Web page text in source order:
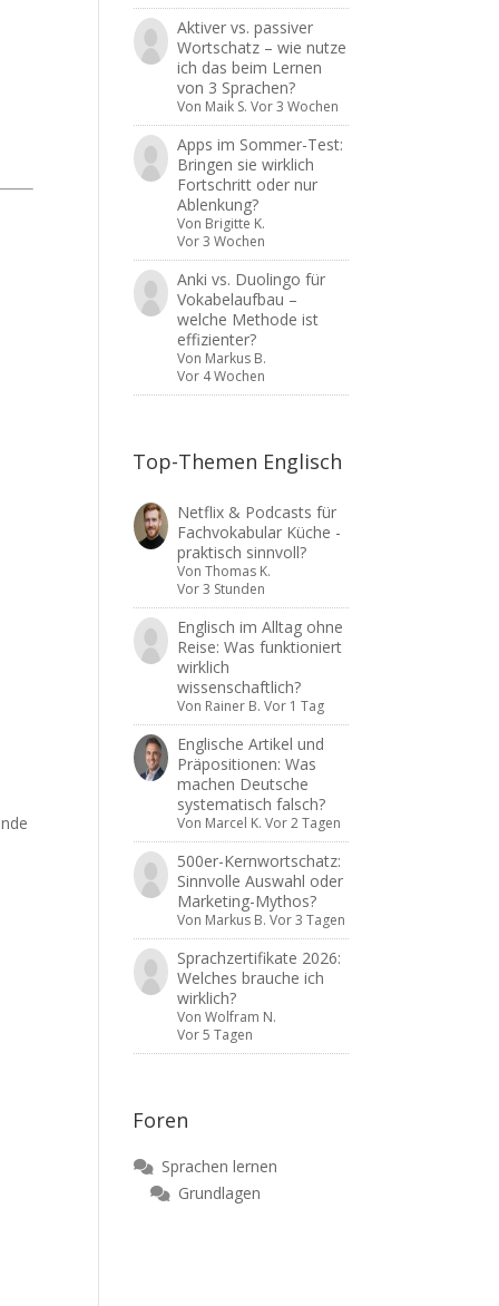
Aktiver vs. passiver
Wortschatz – wie nutze
ich das beim Lernen
von 3 Sprachen?
Von Maik S. Vor 3 Wochen
Apps im Sommer-Test:
Bringen sie wirklich
Fortschritt oder nur
Ablenkung?
Von Brigitte K.
Vor 3 Wochen
Anki vs. Duolingo für
Vokabelaufbau –
welche Methode ist
effizienter?
Von Markus B.
Vor 4 Wochen
Top-Themen Englisch
Netflix & Podcasts für
Fachvokabular Küche -
praktisch sinnvoll?
Von Thomas K.
Vor 3 Stunden
Englisch im Alltag ohne
Reise: Was funktioniert
wirklich
wissenschaftlich?
Von Rainer B. Vor 1 Tag
Englische Artikel und
Präpositionen: Was
machen Deutsche
systematisch falsch?
Von Marcel K. Vor 2 Tagen
500er-Kernwortschatz:
Sinnvolle Auswahl oder
Marketing-Mythos?
Von Markus B. Vor 3 Tagen
Sprachzertifikate 2026:
Welches brauche ich
wirklich?
Von Wolfram N.
Vor 5 Tagen
Foren
Sprachen lernen
Grundlagen